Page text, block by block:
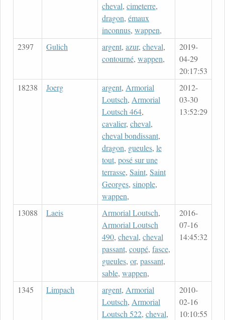
cheval, cimeterre,
dragon, émaux
inconnus, wappen,
2397 Gulich argent, azur, cheval,
contourné, wappen,
2019-
04-29
20:17:53
18238
Joerg argent, Armorial
Loutsch, Armorial
Loutsch 464,
cavalier, cheval,
cheval bondissant,
dragon, gueules, le
tout, posé sur une
terrasse, Saint, Saint
Georges, sinople,
wappen,
2012-
03-30
13:52:29
13088 Laeis Armorial Loutsch,
Armorial Loutsch
490, cheval, cheval
passant, coupé, fasce,
gueules, or, passant,
sable, wappen,
2016-
07-16
14:45:32
1345 Limpach argent, Armorial
Loutsch, Armorial
Loutsch 522, cheval,
2010-
02-16
10:10:55